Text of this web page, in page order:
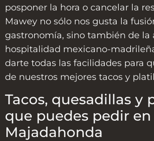
posponer la hora o cancelar la
Mawey no sólo nos gusta la
gastronomía, sino también de la
hospitalidad mexicano-
darte todas las facilidades para
de nuestros mejores tacos y
Tacos, quesadillas y
que puedes pedir
Majadahonda